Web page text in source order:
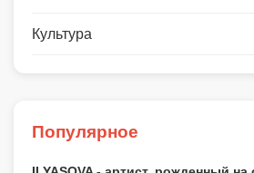
Культура
Популярное